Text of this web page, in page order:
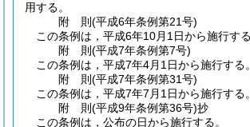
用する。
附 則(平成6年条例第21号)
この条例は，平成6年10月1日から施行する
附 則(平成7年条例第7号)
この条例は，平成7年4月1日から施行する。
附 則(平成7年条例第31号)
この条例は，平成7年7月1日から施行する。
附 則(平成9年条例第36号)抄
この条例は，公布の日から施行する。